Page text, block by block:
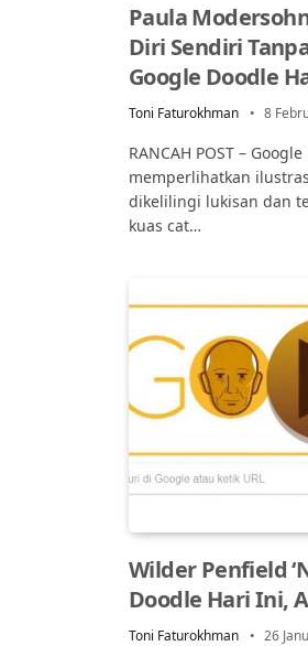
Paula
Diri Sendiri
Google Doodle
Toni Faturokhman 8
RANCAH POST –
memperlihatkan
dikelilingi lukisan dan
kuas cat…
Wilder Penfield
Doodle Hari Ini,
Toni Faturokhman 26